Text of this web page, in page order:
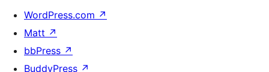
WordPress.com ↗
Matt ↗
bbPress ↗
BuddyPress ↗